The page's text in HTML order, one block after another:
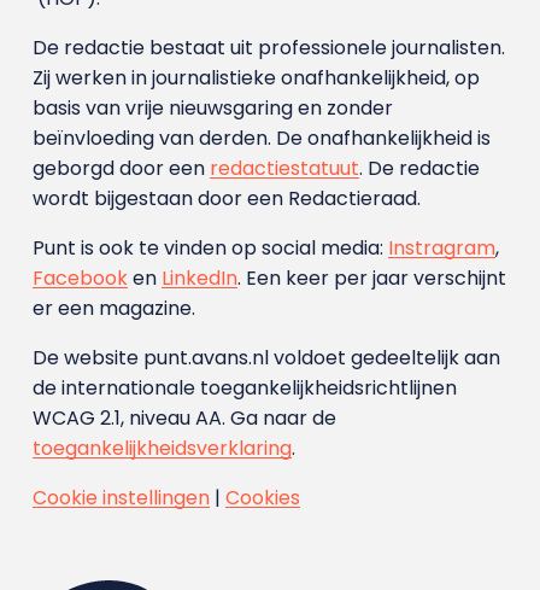
De redactie bestaat uit professionele journalisten.
Zij werken in journalistieke onafhankelijkheid, op
basis van vrije nieuwsgaring en zonder
beïnvloeding van derden. De onafhankelijkheid is
geborgd door een redactiestatuut. De redactie
wordt bijgestaan door een Redactieraad.
Punt is ook te vinden op social media: Instragram,
Facebooken LinkedIn. Een keer per jaar verschijnt
er een magazine.
De website punt.avans.nl voldoet gedeeltelijk aan
de internationale toegankelijkheidsrichtlijnen
WCAG 2.1, niveau AA. Ga naar de
toegankelijkheidsverklaring.
Cookie instellingen| Cookies